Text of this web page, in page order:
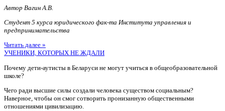
Автор Вагин А.В.
Студент 5 курса юридического фак-та Института управления и
предпринимательства
Читать далее »
УЧЕНИКИ, КОТОРЫХ НЕ ЖДАЛИ
Почему дети-аутисты в Беларуси не могут учиться в общеобразовательной
школе?
Чего ради высшие силы создали человека существом социальным?
Наверное, чтобы он смог сотворить пронизанную общественными
отношениями цивилизацию.